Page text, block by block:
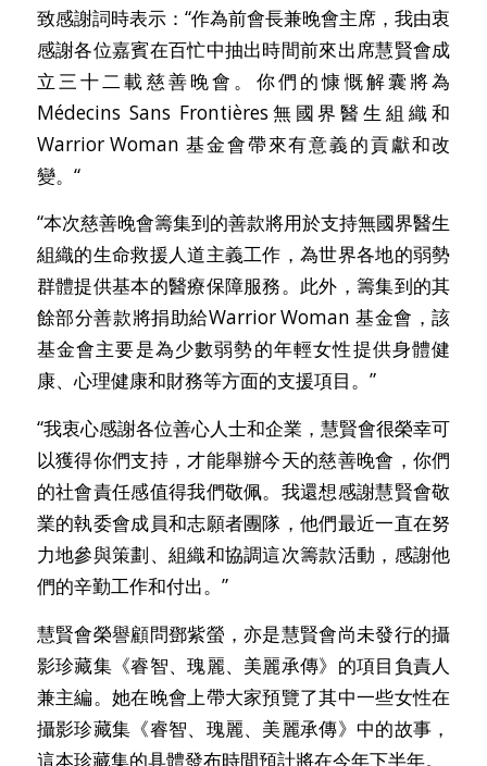
致感謝詞時表示：“作為前會長兼晚會主席，我由衷
感謝各位嘉賓在百忙中抽出時間前來出席慧賢會成
立三十二載慈善晚會。你們的慷慨解囊將為
Médecins Sans Frontières無國界醫生組織和
Warrior Woman 基金會帶來有意義的貢獻和改
變。“
“本次慈善晚會籌集到的善款將用於支持無國界醫生
組織的生命救援人道主義工作，為世界各地的弱勢
群體提供基本的醫療保障服務。此外，籌集到的其
餘部分善款將捐助給Warrior Woman 基金會，該
基金會主要是為少數弱勢的年輕女性提供身體健
康、心理健康和財務等方面的支援項目。”
“我衷心感謝各位善心人士和企業，慧賢會很榮幸可
以獲得你們支持，才能舉辦今天的慈善晚會，你們
的社會責任感值得我們敬佩。我還想感謝慧賢會敬
業的執委會成員和志願者團隊，他們最近一直在努
力地參與策劃、組織和協調這次籌款活動，感謝他
們的辛勤工作和付出。”
慧賢會榮譽顧問鄧紫螢，亦是慧賢會尚未發行的攝
影珍藏集《睿智、瑰麗、美麗承傳》的項目負責人
兼主編。她在晚會上帶大家預覽了其中一些女性在
攝影珍藏集《睿智、瑰麗、美麗承傳》中的故事，
這本珍藏集的具體發布時間預計將在今年下半年。